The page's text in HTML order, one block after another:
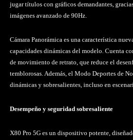
jugar títulos con gráficos demandantes,
imágenes avanzado de 90Hz.
Cámara Panorámica es una característica
capacidades dinámicas del modelo. Cuenta
de movimiento de retrato, que reduce el
temblorosas. Además, el Modo Deportes de
dinámicas y sobresalientes, incluso en
Desempeño y seguridad sobresaliente
X80 Pro 5G es un dispositivo potente,